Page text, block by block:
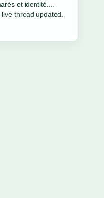
fortune et... feels
to follow.